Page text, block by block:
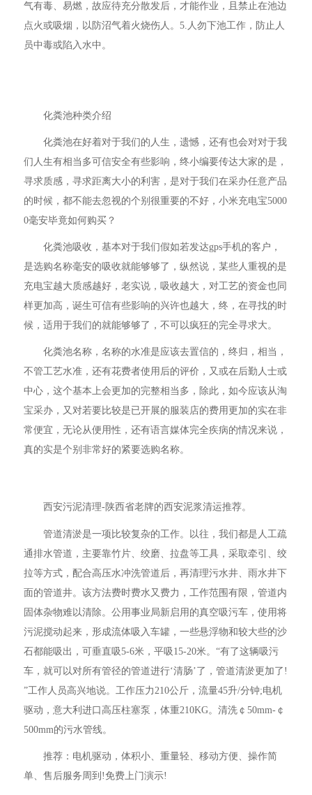
气有毒、易燃，故应待充分散发后，才能作业，且禁止在池边
点火或吸烟，以防沼气着火烧伤人。5.人勿下池工作，防止人
员中毒或陷入水中。
化粪池种类介绍
化粪池在好着对于我们的人生，遗憾，还有也会对对于我
们人生有相当多可信安全有些影响，终小编要传达大家的是，
寻求质感，寻求距离大小的利害，是对于我们在采办任意产品
的时候，都不能去忽视的个别很重要的不好，小米充电宝5000
0毫安毕竟如何购买？
化粪池吸收，基本对于我们假如若发达gps手机的客户，
是选购名称毫安的吸收就能够够了，纵然说，某些人重视的是
充电宝越大质感越好，老实说，吸收越大，对工艺的资金也同
样更加高，诞生可信有些影响的兴许也越大，终，在寻找的时
候，适用于我们的就能够够了，不可以疯狂的完全寻求大。
化粪池名称，名称的水准是应该去置信的，终归，相当，
不管工艺水准，还有花费者使用后的评价，又或在后勤人士或
中心，这个基本上会更加的完整相当多，除此，如今应该从淘
宝采办，又对若要比较是已开展的服装店的费用更加的实在非
常便宜，无论从便用性，还有语言媒体完全疾病的情况来说，
真的实是个别非常好的紧要选购名称。
西安污泥清理-陕西省老牌的西安泥浆清运推荐。
管道清淤是一项比较复杂的工作。以往，我们都是人工疏
通排水管道，主要靠竹片、绞磨、拉盘等工具，采取牵引、绞
拉等方式，配合高压水冲洗管道后，再清理污水井、雨水井下
面的管道井。该方法费时费水又费力，工作范围有限，管道内
固体杂物难以清除。公用事业局新启用的真空吸污车，使用将
污泥搅动起来，形成流体吸入车罐，一些悬浮物和较大些的沙
石都能吸出，可垂直吸5-6米，平吸15-20米。“有了这辆吸污
车，就可以对所有管径的管道进行‘清肠’了，管道清淤更加了!
”工作人员高兴地说。工作压力210公斤，流量45升/分钟;电机
驱动，意大利进口高压柱塞泵，体重210KG。清洗￠50mm-￠
500mm的污水管线。
推荐：电机驱动，体积小、重量轻、移动方便、操作简
单、售后服务周到!免费上门演示!